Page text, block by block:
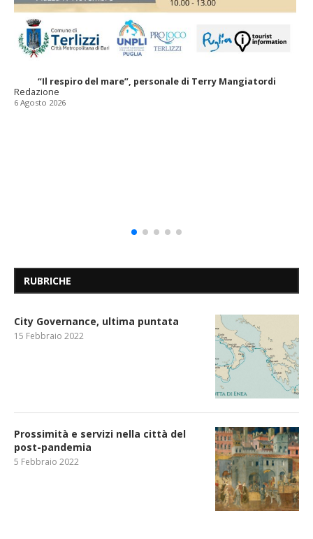
“Il respiro del mare”, personale di Terry Mangiatordi
Redazione
6 Agosto 2026
RUBRICHE
City Governance, ultima puntata
15 Febbraio 2022
Prossimità e servizi nella città del
post-pandemia
5 Febbraio 2022